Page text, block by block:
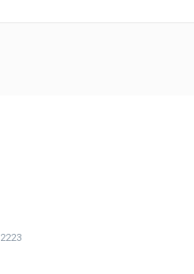
2223